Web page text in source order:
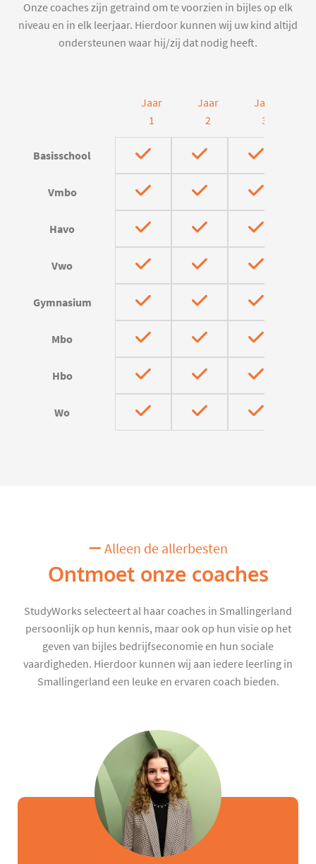
Onze coaches zijn getraind om te voorzien in bijles op elk
niveau en in elk leerjaar. Hierdoor kunnen wij uw kind altijd
ondersteunen waar hij/zij dat nodig heeft.
Jaar
1
Jaar
2
Jaar
3
Basisschool
Vmbo
Havo
Vwo
Gymnasium
Mbo
Hbo
Wo
Alleen de allerbesten
Ontmoet onze coaches
StudyWorks selecteert al haar coaches in Smallingerland
persoonlijk op hun kennis, maar ook op hun visie op het
geven van bijles bedrijfseconomie en hun sociale
vaardigheden. Hierdoor kunnen wij aan iedere leerling in
Smallingerland een leuke en ervaren coach bieden.